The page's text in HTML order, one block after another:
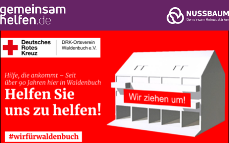
Zum Hauptinhalt springen
Erklärung zur Barrierefreiheit anzeigen